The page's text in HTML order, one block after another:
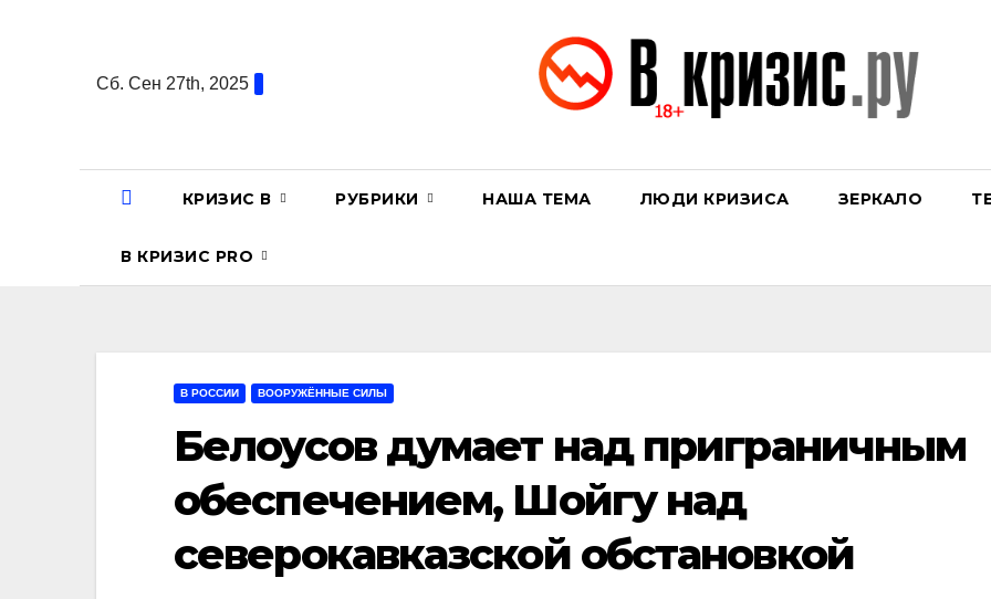
содержаниюСб. Сен 27th, 2025
КРИЗИС В РУБРИКИ НАША ТЕМА ЛЮДИ КРИЗИСА ЗЕРКАЛО
В КРИЗИС PRO
В РОССИИ ВООРУЖЁННЫЕ СИЛЫ
Белоусов думает над приграничным
обеспечением, Шойгу над
северокавказской обстановкой